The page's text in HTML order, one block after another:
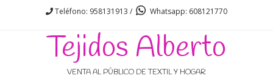
Teléfono: 958131913 / Whatsapp: 608121770
Tejidos Alberto
VENTA AL PÚBLICO DE TEXTIL Y HOGAR